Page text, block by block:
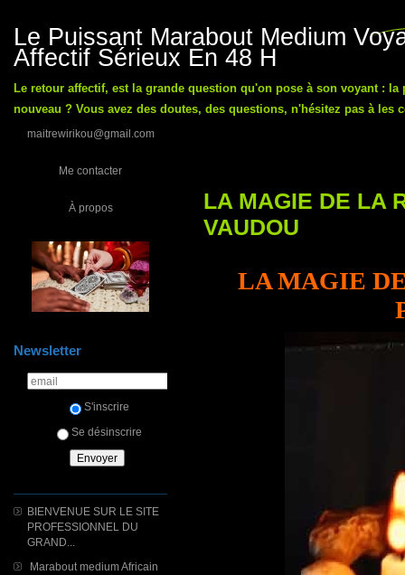
Le Puissant Marabout Medium
Affectif Sérieux En 48 H
Le retour affectif, est la grande question qu'on pose à son voyant :
nouveau ? Vous avez des doutes, des questions, n'hésitez pas à les
maitrewirikou@gmail.com
Me contacter
À propos
Newsletter
S'inscrire
Se désinscrire
BIENVENUE SUR LE SITE
PROFESSIONNEL DU
GRAND...
Marabout medium Africain
LA MAGIE DE LA
VAUDOU
LA MAGIE